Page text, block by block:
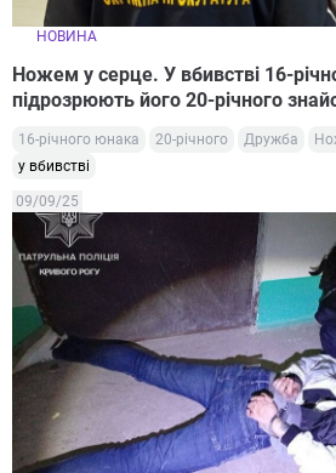
НОВИНА
Ножем у серце. У вбивстві 16-
підрозрюють його 20-річного
16-річного юнака 20-річного Дружба
у вбивстві
09/09/25